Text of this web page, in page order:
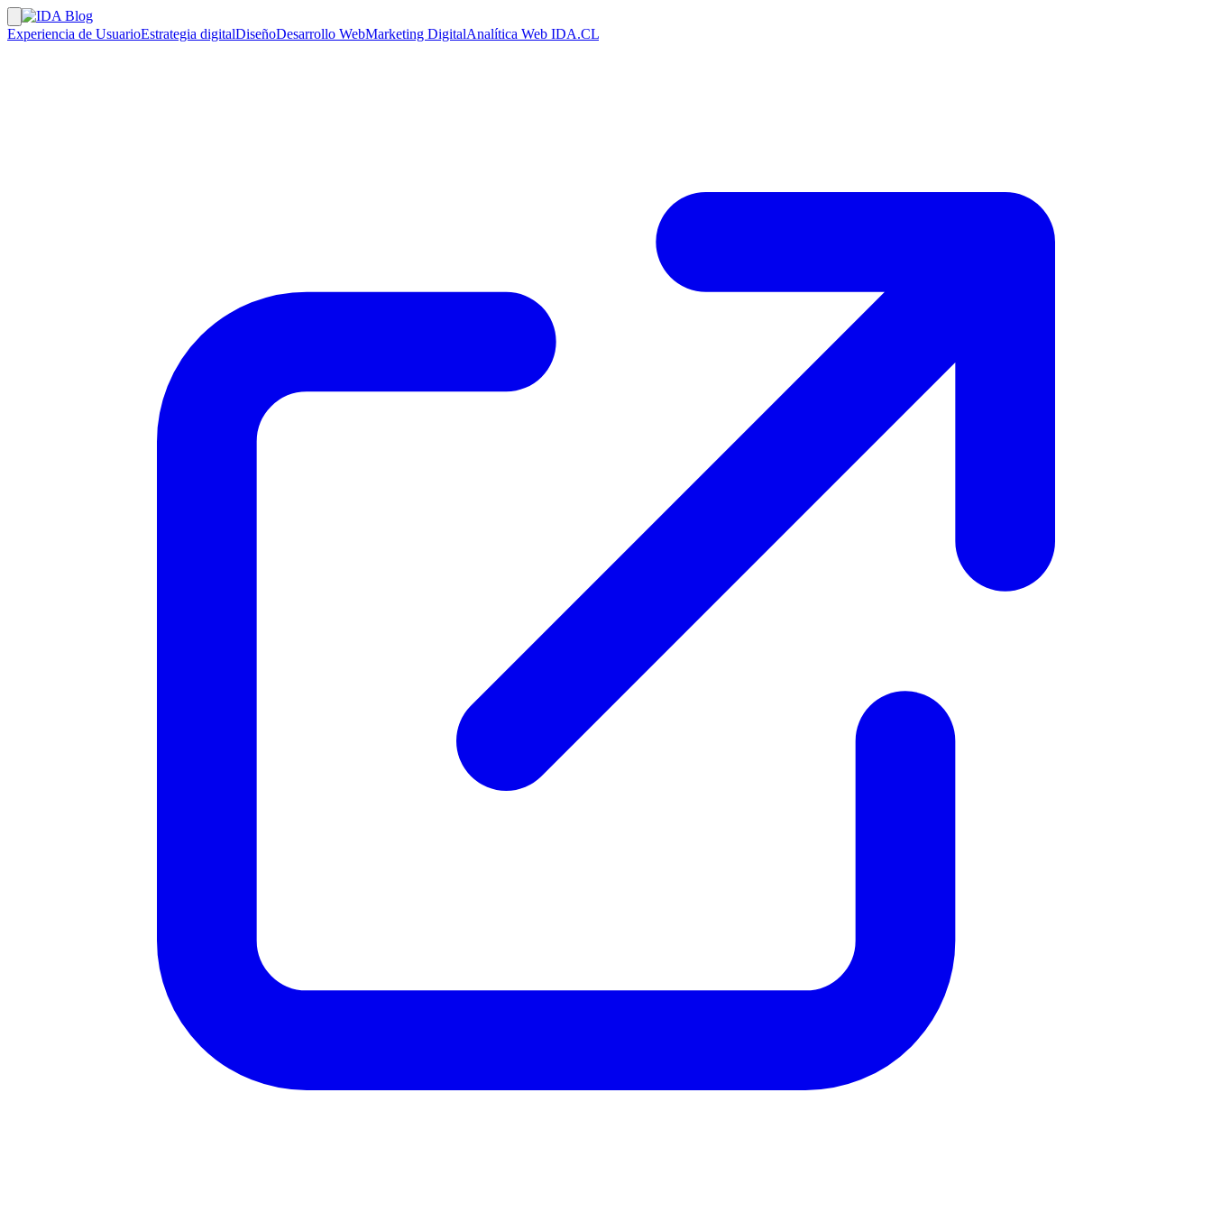
Experiencia de UsuarioEstrategia digitalDiseñoDesarrollo WebMarketing DigitalAnalítica Web IDA.CL